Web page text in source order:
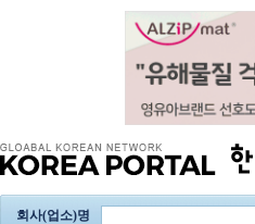
회사(업소)명